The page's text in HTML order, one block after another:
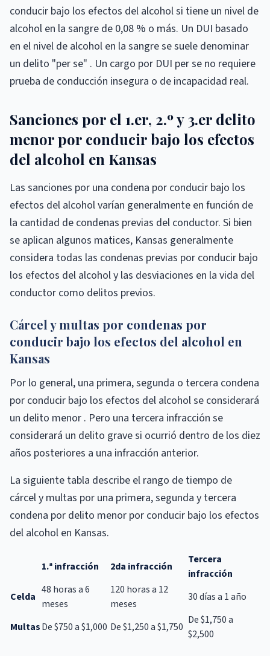
conducir bajo los efectos del alcohol si tiene un nivel de
alcohol en la sangre de 0,08 % o más. Un DUI basado
en el nivel de alcohol en la sangre se suele denominar
un delito "per se" . Un cargo por DUI per se no requiere
prueba de conducción insegura o de incapacidad real.
Sanciones por el 1.er, 2.º y 3.er delito
menor por conducir bajo los efectos
del alcohol en Kansas
Las sanciones por una condena por conducir bajo los
efectos del alcohol varían generalmente en función de
la cantidad de condenas previas del conductor. Si bien
se aplican algunos matices, Kansas generalmente
considera todas las condenas previas por conducir bajo
los efectos del alcohol y las desviaciones en la vida del
conductor como delitos previos.
Cárcel y multas por condenas por
conducir bajo los efectos del alcohol en
Kansas
Por lo general, una primera, segunda o tercera condena
por conducir bajo los efectos del alcohol se considerará
un delito menor . Pero una tercera infracción se
considerará un delito grave si ocurrió dentro de los diez
años posteriores a una infracción anterior.
La siguiente tabla describe el rango de tiempo de
cárcel y multas por una primera, segunda y tercera
condena por delito menor por conducir bajo los efectos
del alcohol en Kansas.
1.ª infracción 2da infracción
Tercera
infracción
Celda
48 horas a 6
meses
120 horas a 12
meses
30 días a 1 año
MultasDe $750 a $1,000 De $1,250 a $1,750
De $1,750 a
$2,500